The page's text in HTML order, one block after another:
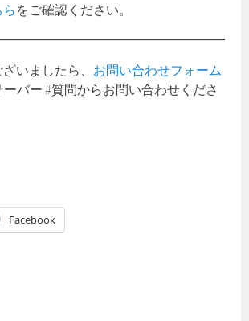
をご確認ください。
いましたら、 お問い合わせフォーム
ーバー #質問からお問い合わせくださ
Facebook